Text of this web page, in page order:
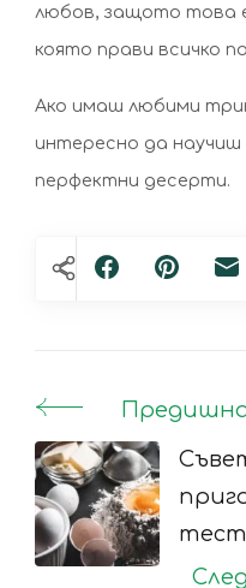
любов, защото това
която прави всичко
Ако имаш любими
интересно да научиш
перфектни десерти.
Post
Navigation